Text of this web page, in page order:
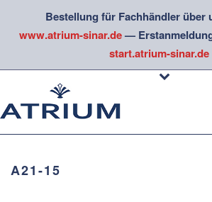
Bestellung für Fachhändler über
www.atrium-sinar.de—
start.atrium-sinar.de
A21-15